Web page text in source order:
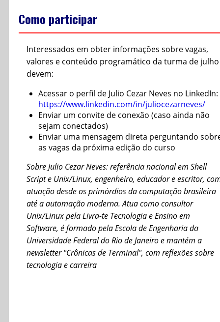
Como participar
Interessados em obter informações sobre vagas,
valores e conteúdo programático da turma de julho
devem:
Acessar o perfil de Julio Cezar Neves no LinkedIn:
https://www.linkedin.com/in/juliocezarneves/
Enviar um convite de conexão (caso ainda não
sejam conectados)
Enviar uma mensagem direta perguntando
as vagas da próxima edição do curso
Sobre Julio Cezar Neves: referência nacional em Shell
Script e Unix/Linux, engenheiro, educador e escritor,
atuação desde os primórdios da computação brasileira
até a automação moderna. Atua como consultor
Unix/Linux pela Livra-te Tecnologia e Ensino em
Software, é formado pela Escola de Engenharia da
Universidade Federal do Rio de Janeiro e mantém a
newsletter "Crônicas de Terminal", com reflexões sobre
tecnologia e carreira